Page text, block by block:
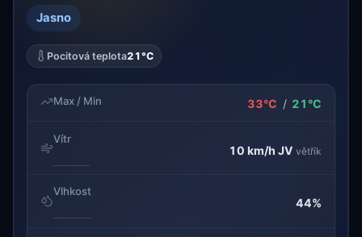
Jasno
Pocitová teplota21°C
Max / Min 33°C / 21°C
Vítr
10 km/h JV větřík
Vlhkost
44%